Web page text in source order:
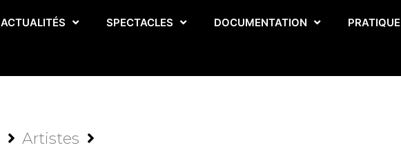
ACTUALITÉS SPECTACLES DOCUMENTATION PRATIQUE
Artistes